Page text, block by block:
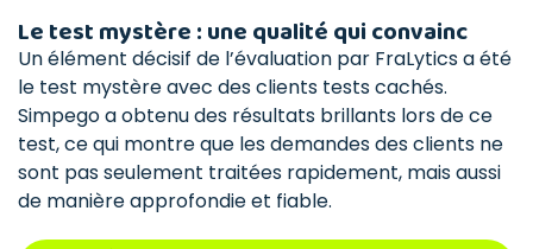
Le test mystère : une qualité qui convainc
Un élément décisif de l’évaluation par FraLytics a été
le test mystère avec des clients tests cachés.
Simpego a obtenu des résultats brillants lors de ce
test, ce qui montre que les demandes des clients ne
sont pas seulement traitées rapidement, mais aussi
de manière approfondie et fiable.